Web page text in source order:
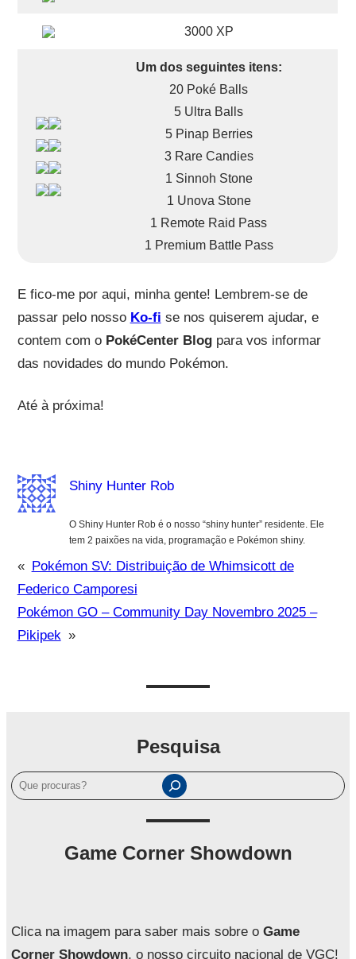
3000 XP
Um dos seguintes itens:
20 Poké Balls
5 Ultra Balls
5 Pinap Berries
3 Rare Candies
1 Sinnoh Stone
1 Unova Stone
1 Remote Raid Pass
1 Premium Battle Pass
E fico-me por aqui, minha gente! Lembrem-se de
passar pelo nosso Ko-fi se nos quiserem ajudar, e
contem com o PokéCenter Blogpara vos informar
das novidades do mundo Pokémon.
Até à próxima!
Shiny Hunter Rob
O Shiny Hunter Rob é o nosso “shiny hunter” residente. Ele
tem 2 paixões na vida, programação e Pokémon shiny.
« Pokémon SV: Distribuição de Whimsicott de
Federico Camporesi
Pokémon GO – Community Day Novembro 2025 –
Pikipek »
Pesquisa
P
e
a
Game Corner Showdown
Clica na imagem para saber mais sobre o Game
Corner Showdown, o nosso circuito nacional de VGC!